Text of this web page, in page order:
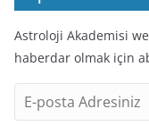
Astroloji Akademisi
haberdar olmak için
-